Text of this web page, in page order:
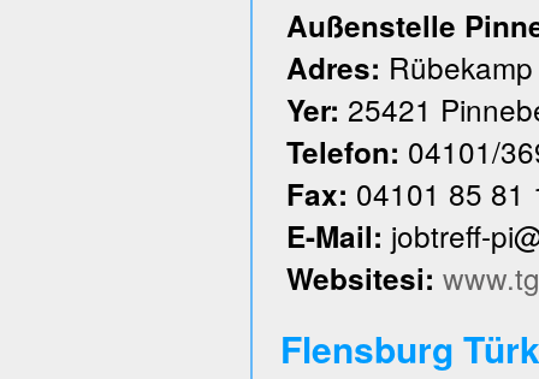
Außenstelle
Adres:
Yer: 25421
Telefon: 04101/
Fax: 04101 85 81
E-Mail: jobtreff-
Websitesi:
Flensburg